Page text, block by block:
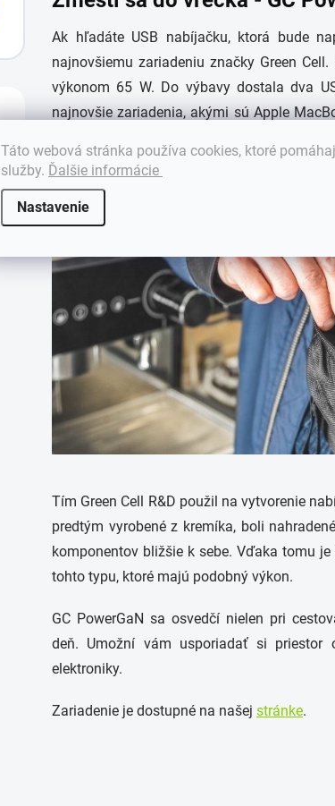
Táto webová stránka používa cookies, ktoré
služby. Ďalšie informácie
Nastavenie
Ak hľadáte USB nabíjačku, ktorá bude
najnovšiemu zariadeniu značky Green Cell.
výkonom 65 W. Do výbavy dostala dva
najnovšie zariadenia, akými sú Apple
Ultra Charge umožňuje okamžité
navyše kompatibilný s technológiou
Tím Green Cell R&D použil na vytvorenie
predtým vyrobené z kremíka, boli
komponentov bližšie k sebe. Vďaka tomu
tohto typu, ktoré majú podobný výkon.
GC PowerGaN sa osvedčí nielen pri
deň. Umožní vám usporiadať si priestor
elektroniky.
Zariadenie je dostupné na našej stránke.